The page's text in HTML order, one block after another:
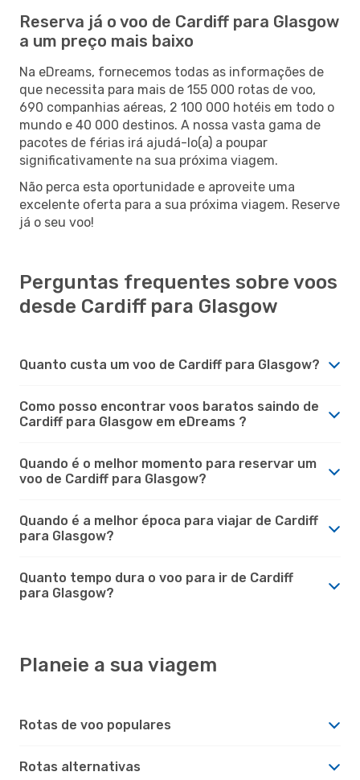
Reserva já o voo de Cardiff para Glasgow
a um preço mais baixo
Na eDreams, fornecemos todas as informações de
que necessita para mais de 155 000 rotas de voo,
690 companhias aéreas, 2 100 000 hotéis em todo o
mundo e 40 000 destinos. A nossa vasta gama de
pacotes de férias irá ajudá-lo(a) a poupar
significativamente na sua próxima viagem.
Não perca esta oportunidade e aproveite uma
excelente oferta para a sua próxima viagem. Reserve
já o seu voo!
Perguntas frequentes sobre voos
desde Cardiff para Glasgow
Quanto custa um voo de Cardiff para Glasgow?
Como posso encontrar voos baratos saindo de
Cardiff para Glasgow em eDreams ?
Quando é o melhor momento para reservar um
voo de Cardiff para Glasgow?
Quando é a melhor época para viajar de Cardiff
para Glasgow?
Quanto tempo dura o voo para ir de Cardiff
para Glasgow?
Planeie a sua viagem
Rotas de voo populares
Rotas alternativas